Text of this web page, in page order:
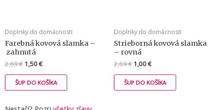
Doplnky do domácnosti
Farebná kovová slamka –
zahnutá
2,69€ 1,50€
ŠUP DO KOŠÍKA
Doplnky do domácnosti
Strieborná kovová slamka
– rovná
2,69€ 1,00€
ŠUP DO KOŠÍKA